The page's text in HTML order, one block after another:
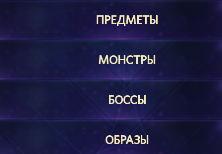
ПРЕДМЕТЫ
МОНСТРЫ
БОССЫ
ОБРАЗЫ